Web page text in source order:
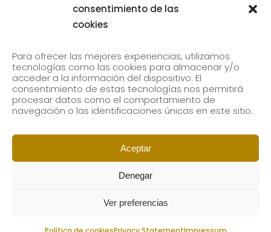
consentimiento de las
cookies
Para ofrecer las mejores experiencias, utilizamos
tecnologías como las cookies para almacenar y/o
acceder a la información del dispositivo. El
consentimiento de estas tecnologías nos permitirá
procesar datos como el comportamiento de
navegación o las identificaciones únicas en este sitio.
Aceptar
Denegar
Ver preferencias
Subscribe to our newsletter to receive our news by
email.